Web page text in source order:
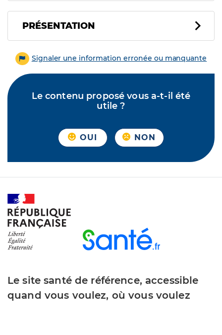
PRÉSENTATION
Signaler une information erronée ou manquante
Le contenu proposé vous a-t-il été
utile ?
OUI NON
Le site santé de référence, accessible
quand vous voulez, où vous voulez